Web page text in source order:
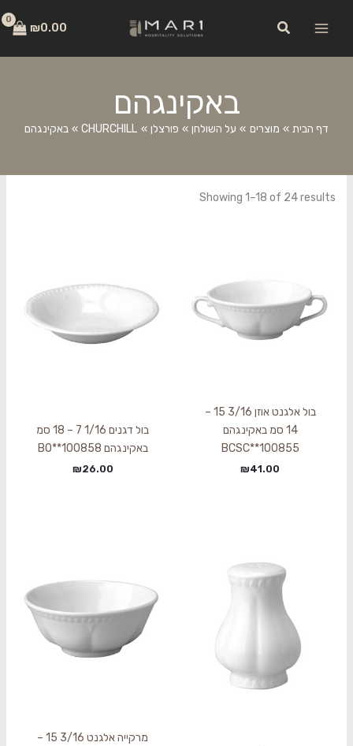
חיפוש ₪0.00
באקינגהם
דף הבית מוצרים על השולחן פורצלן CHURCHILL באקינגהם
Showing 1–18 of 24 results
בול אלגנט אוזן 3/16 15 –
14 סמ באקינגהם
BCSC**100855
₪41.00
בול דגנים 1/16 7 – 18 סמ
באקינגהם BO**100858
₪26.00
מרקייה אלגנט 3/16 15 –